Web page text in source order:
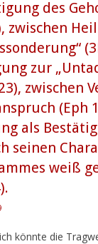
des
zwischen
zur
zwischen
(Eph
als
seinen
weiß
könnte die